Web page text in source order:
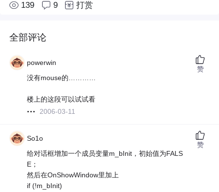
139 9 打赏
全部评论
powerwin
没有mouse的…………
楼上的这段可以试试看
2006-03-11
赞
So1o
给对话框增加一个成员变量m_bInit，初始值为FALS
E；
然后在OnShowWindow里加上
if (!m_bInit)
赞